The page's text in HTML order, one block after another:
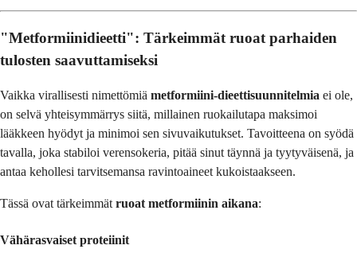
"Metformiinidieetti": Tärkeimmät ruoat parhaiden
tulosten saavuttamiseksi
Vaikka virallisesti nimettömiä metformiini-dieettisuunnitelmia ei ole,
on selvä yhteisymmärrys siitä, millainen ruokailutapa maksimoi
lääkkeen hyödyt ja minimoi sen sivuvaikutukset. Tavoitteena on syödä
tavalla, joka stabiloi verensokeria, pitää sinut täynnä ja tyytyväisenä, ja
antaa kehollesi tarvitsemansa ravintoaineet kukoistaakseen.
Tässä ovat tärkeimmätruoat metformiinin aikana:
Vähärasvaiset proteiinit